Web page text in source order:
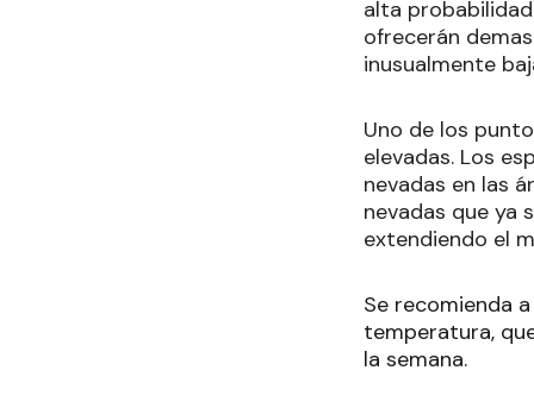
alta
ofrecerán
inusualmente
Uno de los
elevadas. Los
nevadas en las
nevadas que ya
extendiendo el
Se recomienda
temperatura,
la semana.